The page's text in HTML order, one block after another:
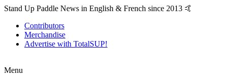
Stand Up Paddle News in English & French since 2013 🤙
Contributors
Merchandise
Advertise with TotalSUP!
Menu